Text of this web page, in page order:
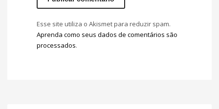
Esse site utiliza o Akismet para reduzir spam.
Aprenda como seus dados de comentários são
processados.